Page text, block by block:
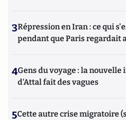
3Répression en Iran : ce qui
pendant que Paris regardait
4Gens du voyage : la
d'Attal fait des vagues
5Cette autre crise migratoire